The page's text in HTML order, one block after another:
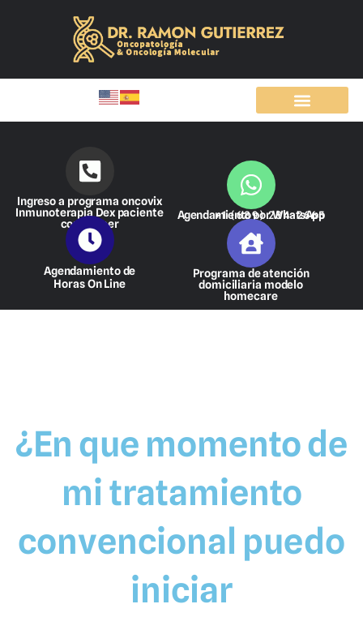
Ingreso a programa oncovix
Inmunoterapia Dex paciente
con cáncer
Agendamiento por WhatsApp
+1 (689) 284-2665
Agendamiento de
Horas On Line
Programa de atención
domiciliaria modelo
homecare
¿En que momento de
mi tratamiento
convencional puedo
iniciar